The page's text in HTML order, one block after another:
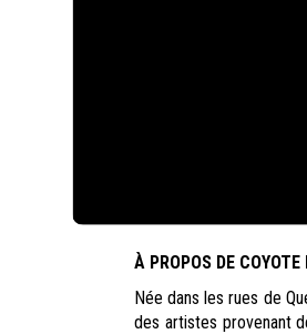
À PROPOS DE COYOTE
Née dans les rues de
des artistes provenant